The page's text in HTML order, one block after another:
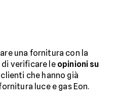
una fornitura con la
verificare le opinioni su
che hanno già
luce e gas Eon.